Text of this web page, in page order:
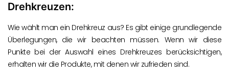
Drehkreuzen:
Wie wählt man ein Drehkreuz aus? Es gibt einige grundlegende
Überlegungen, die wir beachten müssen. Wenn wir diese
Punkte bei der Auswahl eines Drehkreuzes berücksichtigen,
erhalten wir die Produkte, mit denen wir zufrieden sind.